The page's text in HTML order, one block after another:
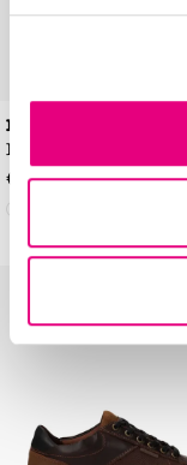
PS Poelman
Instappers
€ 99,99